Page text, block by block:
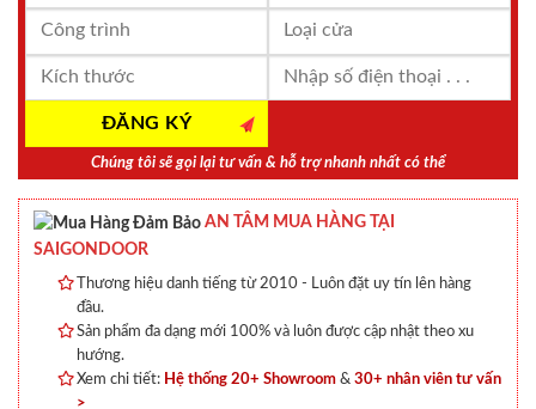
Chúng tôi sẽ gọi lại tư vấn & hỗ trợ nhanh nhất có thể
AN TÂM MUA HÀNG TẠI
SAIGONDOOR
Thương hiệu danh tiếng từ 2010 - Luôn đặt uy tín lên hàng
đầu.
Sản phẩm đa dạng mới 100% và luôn được cập nhật theo xu
hướng.
Xem chi tiết: Hệ thống 20+ Showroom & 30+ nhân viên tư vấn
>